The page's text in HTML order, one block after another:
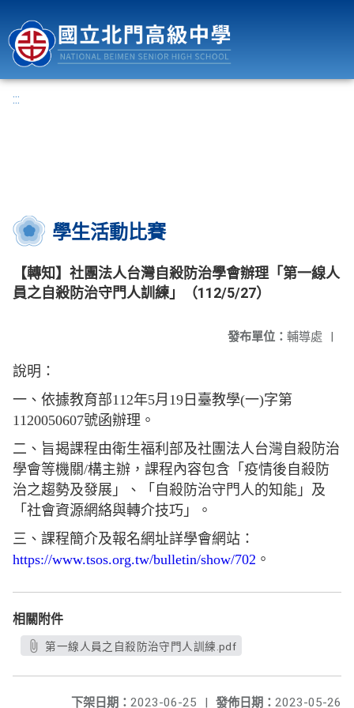
:::
學生活動比賽
【轉知】社團法人台灣自殺防治學會辦理「第一線人
員之自殺防治守門人訓練」（112/5/27）
發布單位： 輔導處 |
說明：
一、依據教育部112年5月19日臺教學(一)字第
1120050607號函辦理。
二、旨揭課程由衛生福利部及社團法人台灣自殺防治
學會等機關/構主辦，課程內容包含「疫情後自殺防
治之趨勢及發展」、「自殺防治守門人的知能」及
「社會資源網絡與轉介技巧」。
三、課程簡介及報名網址詳學會網站：
https://www.tsos.org.tw/bulletin/show/702 。
相關附件
第一線人員之自殺防治守門人訓練.pdf
發佈日期： 2023-05-26
下架日期： 2023-06-25 |